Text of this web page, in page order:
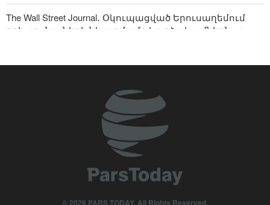
The Wall Street Journal․ Օկուպացված Երուսաղեմում
քրիստոնյաների նկատմամբ հարձակումներն ու
Հայ-իրանական լոգիստիկ միջանցքը կարող է
ՀՀ վարչապետն ընդունել է Խաղաղության
առաքելությունների հարցերով ԱՄՆ հատուկ
բանագնացի ավագ խորհրդականին
Իրանի հետ պատերազմը՝ Թրամփի «աքիլլեսյան
գարշապարն է»՝ ԱՄՆ Կոնգրեսի միջանկյալ
ընտրություններում© 2026 PARS TODAY. All Rights Reserved.